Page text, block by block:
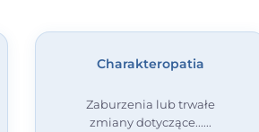
Charakteropatia
Zaburzenia lub trwałe
zmiany dotyczące...